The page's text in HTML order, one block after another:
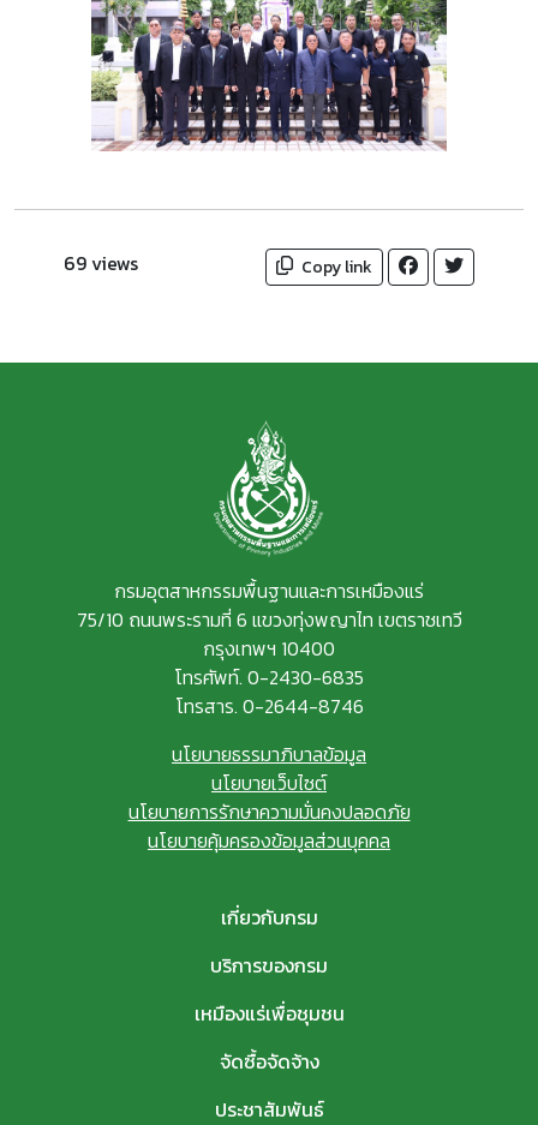
69 views Copy link
กรมอุตสาหกรรมพื้นฐานและการเหมืองแร่
75/10 ถนนพระรามที่ 6 แขวงทุ่งพญาไท เขตราชเทวี
กรุงเทพฯ 10400
โทรศัพท์. 0-2430-6835
โทรสาร. 0-2644-8746
นโยบายธรรมาภิบาลข้อมูล
นโยบายเว็บไซต์
นโยบายการรักษาความมั่นคงปลอดภัย
นโยบายคุ้มครองข้อมูลส่วนบุคคล
เกี่ยวกับกรม
บริการของกรม
เหมืองแร่เพื่อชุมชน
จัดซื้อจัดจ้าง
ประชาสัมพันธ์